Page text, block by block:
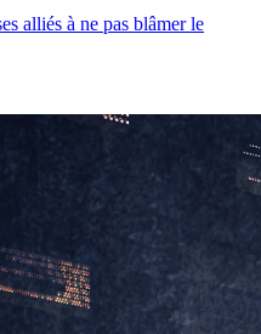
alliés à ne pas blâmer le